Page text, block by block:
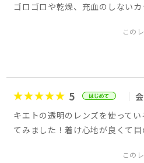
ゴロゴロや乾燥、充血のしないカ
この
5
キエトの透明のレンズを使って
てみました！着け心地が良くて
この